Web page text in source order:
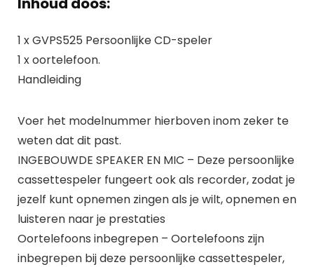
1 x GVPS525 Persoonlijke CD-speler
1 x oortelefoon.
Handleiding
Voer het modelnummer hierboven inom zeker te
weten dat dit past.
INGEBOUWDE SPEAKER EN MIC – Deze persoonlijke
cassettespeler fungeert ook als recorder, zodat je
jezelf kunt opnemen zingen als je wilt, opnemen en
luisteren naar je prestaties
Oortelefoons inbegrepen – Oortelefoons zijn
inbegrepen bij deze persoonlijke cassettespeler,